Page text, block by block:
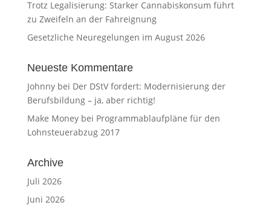
Trotz Legalisierung: Starker Cannabiskonsum führt
zu Zweifeln an der Fahreignung
Gesetzliche Neuregelungen im August 2026
Neueste Kommentare
Johnnybei Der DStV fordert: Modernisierung der
Berufsbildung – ja, aber richtig!
Make Moneybei Programmablaufpläne für den
Lohnsteuerabzug 2017
Archive
Juli 2026
Juni 2026